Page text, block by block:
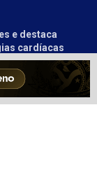
e destaca
cardíacas